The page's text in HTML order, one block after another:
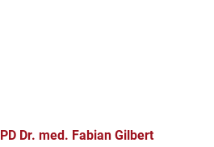
PD Dr. med. Fabian Gilbert